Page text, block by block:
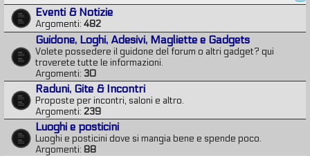
Eventi & Notizie
Argomenti: 482
Guidone, Loghi, Adesivi, Magliette e Gadgets
Volete possedere il guidone del forum o altri gadget? qui
troverete tutte le informazioni.
Argomenti: 30
Raduni, Gite & Incontri
Proposte per incontri, saloni e altro.
Argomenti: 239
Luoghi e posticini
Luoghi e posticini dove si mangia bene e spende poco.
Argomenti: 88